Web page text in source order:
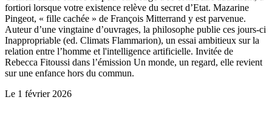
fortiori lorsque votre existence relève du secret d’Etat. Mazarine
Pingeot, « fille cachée » de François Mitterrand y est parvenue.
Auteur d’une vingtaine d’ouvrages, la philosophe publie ces jours-ci
Inappropriable (ed. Climats Flammarion), un essai ambitieux sur la
relation entre l’homme et l'intelligence artificielle. Invitée de
Rebecca Fitoussi dans l’émission Un monde, un regard, elle revient
sur une enfance hors du commun.
Le 1 février 2026